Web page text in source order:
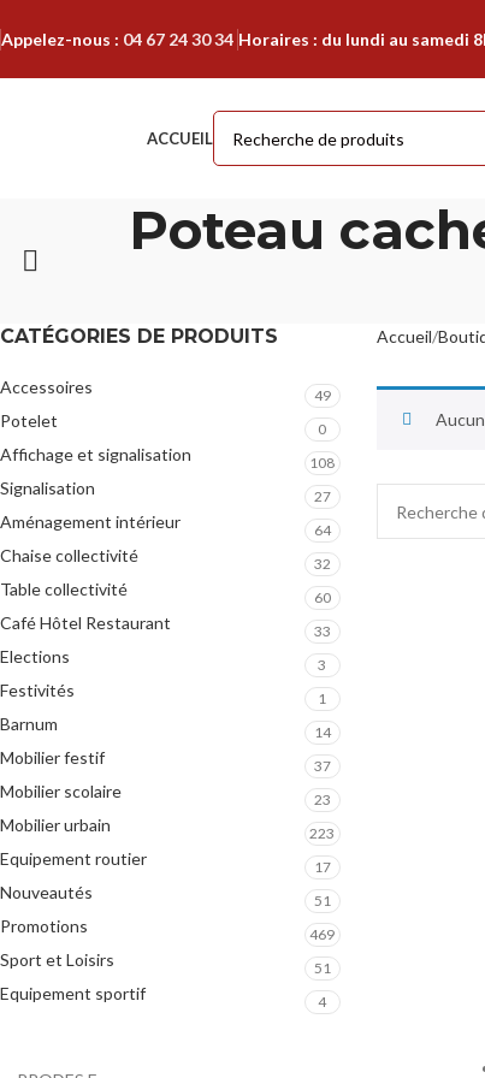
Appelez-nous : 04 67 24 30 34 Horaires : du lundi au samedi
ACCUEIL
Poteau
CATÉGORIES DE PRODUITS
Accessoires 49
Potelet 0
Affichage et signalisation 108
Signalisation 27
Aménagement intérieur 64
Chaise collectivité 32
Table collectivité 60
Café Hôtel Restaurant 33
Elections 3
Festivités 1
Barnum 14
Mobilier festif 37
Mobilier scolaire 23
Mobilier urbain 223
Equipement routier 17
Nouveautés 51
Promotions 469
Sport et Loisirs 51
Equipement sportif 4
Accueil